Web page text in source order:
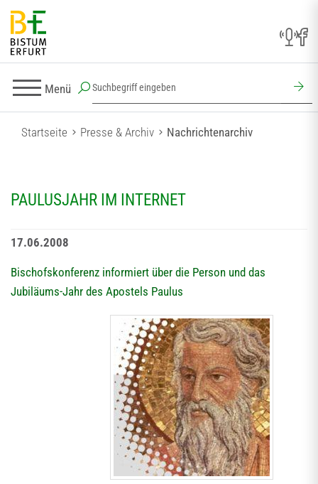
Menü
Startseite Presse & Archiv Nachrichtenarchiv
PAULUSJAHR IM INTERNET
17.06.2008
Bischofskonferenz informiert über die Person und das
Jubiläums-Jahr des Apostels Paulus